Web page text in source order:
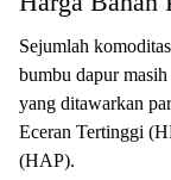
Sejumlah
bumbu dapur
yang ditawarkan
Eceran Tertinggi
(HAP).